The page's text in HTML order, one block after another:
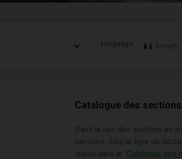
Language: French
Catalogue des sections
Dans le cas des sections en
sections. Seul le type de
choisi dans le "Catalogue des